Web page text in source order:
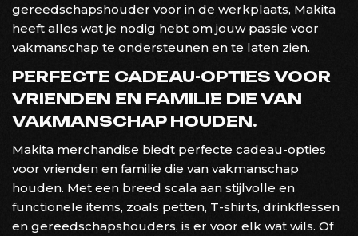
gereedschapshouder voor in de werkplaats, Makita
heeft alles wat je nodig hebt om jouw passie voor
vakmanschap te ondersteunen en te laten zien.
PERFECTE CADEAU-OPTIES VOOR
VRIENDEN EN FAMILIE DIE VAN
VAKMANSCHAP HOUDEN.
Makita merchandise biedt perfecte cadeau-opties
voor vrienden en familie die van vakmanschap
houden. Met een breed scala aan stijlvolle en
functionele items, zoals petten, T-shirts, drinkflessen
en gereedschapshouders, is er voor elk wat wils. Of